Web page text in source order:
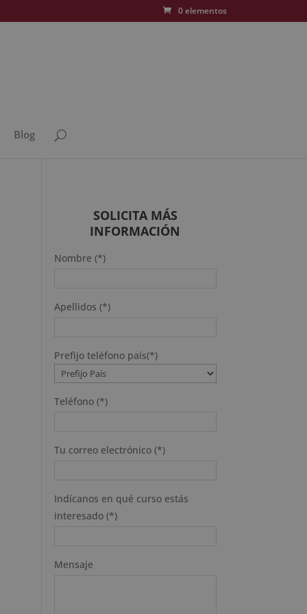
0 elementos
Blog
SOLICITA MÁS
INFORMACIÓN
Nombre (*)
Apellidos (*)
Prefijo teléfono país(*)
Teléfono (*)
Tu correo electrónico (*)
Indícanos en qué curso estás
interesado (*)
Mensaje